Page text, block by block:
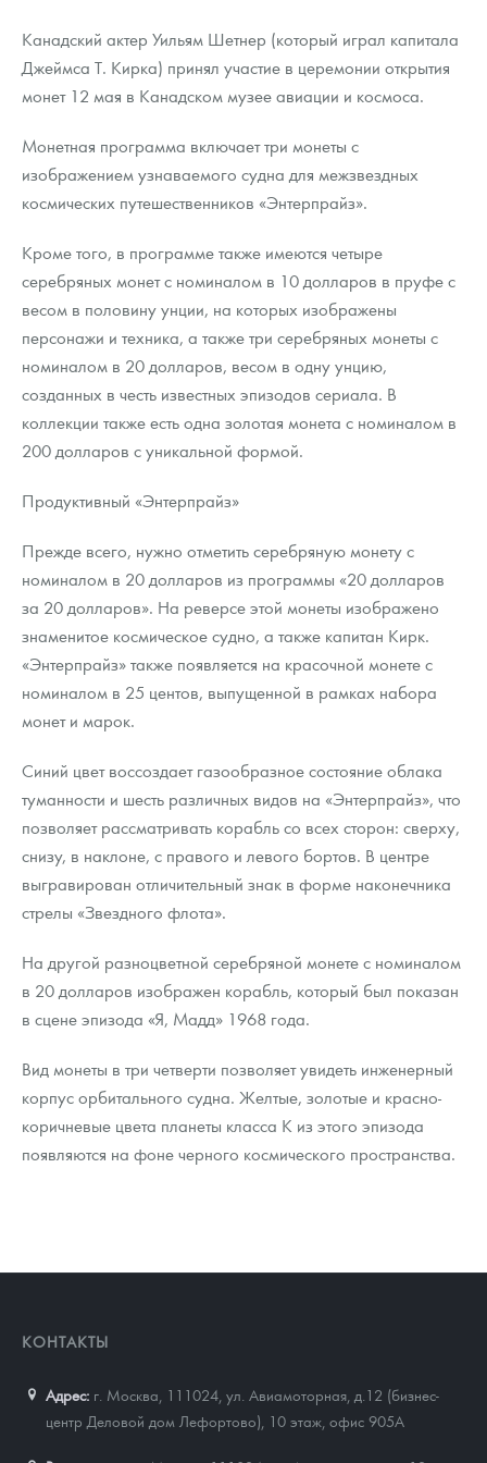
Золотая карманная галерея
Наборы подарочных и коллекционных монет
Монеты и жетоны из недрагоценных металлов
Книги по нумизматике
Канадский актер Уильям Шетнер (который играл капитала
Джеймса Т. Кирка) принял участие в церемонии открытия
монет 12 мая в Канадском музее авиации и космоса.
Монетная программа включает три монеты с
изображением узнаваемого судна для межзвездных
космических путешественников «Энтерпрайз».
Кроме того, в программе также имеются четыре
серебряных монет с номиналом в 10 долларов в пруфе с
весом в половину унции, на которых изображены
персонажи и техника, а также три серебряных монеты с
номиналом в 20 долларов, весом в одну унцию,
созданных в честь известных эпизодов сериала. В
коллекции также есть одна золотая монета с номиналом в
200 долларов с уникальной формой.
Продуктивный «Энтерпрайз»
Прежде всего, нужно отметить серебряную монету с
номиналом в 20 долларов из программы «20 долларов
за 20 долларов». На реверсе этой монеты изображено
знаменитое космическое судно, а также капитан Кирк.
«Энтерпрайз» также появляется на красочной монете с
номиналом в 25 центов, выпущенной в рамках набора
монет и марок.
Синий цвет воссоздает газообразное состояние облака
туманности и шесть различных видов на «Энтерпрайз», что
позволяет рассматривать корабль со всех сторон: сверху,
снизу, в наклоне, с правого и левого бортов. В центре
выгравирован отличительный знак в форме наконечника
стрелы «Звездного флота».
На другой разноцветной серебряной монете с номиналом
в 20 долларов изображен корабль, который был показан
в сцене эпизода «Я, Мадд» 1968 года.
Вид монеты в три четверти позволяет увидеть инженерный
корпус орбитального судна. Желтые, золотые и красно-
коричневые цвета планеты класса К из этого эпизода
появляются на фоне черного космического пространства.
КОНТАКТЫ
Адрес: г. Москва, 111024 ул. Авиамоторная, д.12 (бизнес-
центр Деловой дом Лефортово), 10 этаж, офис 905А